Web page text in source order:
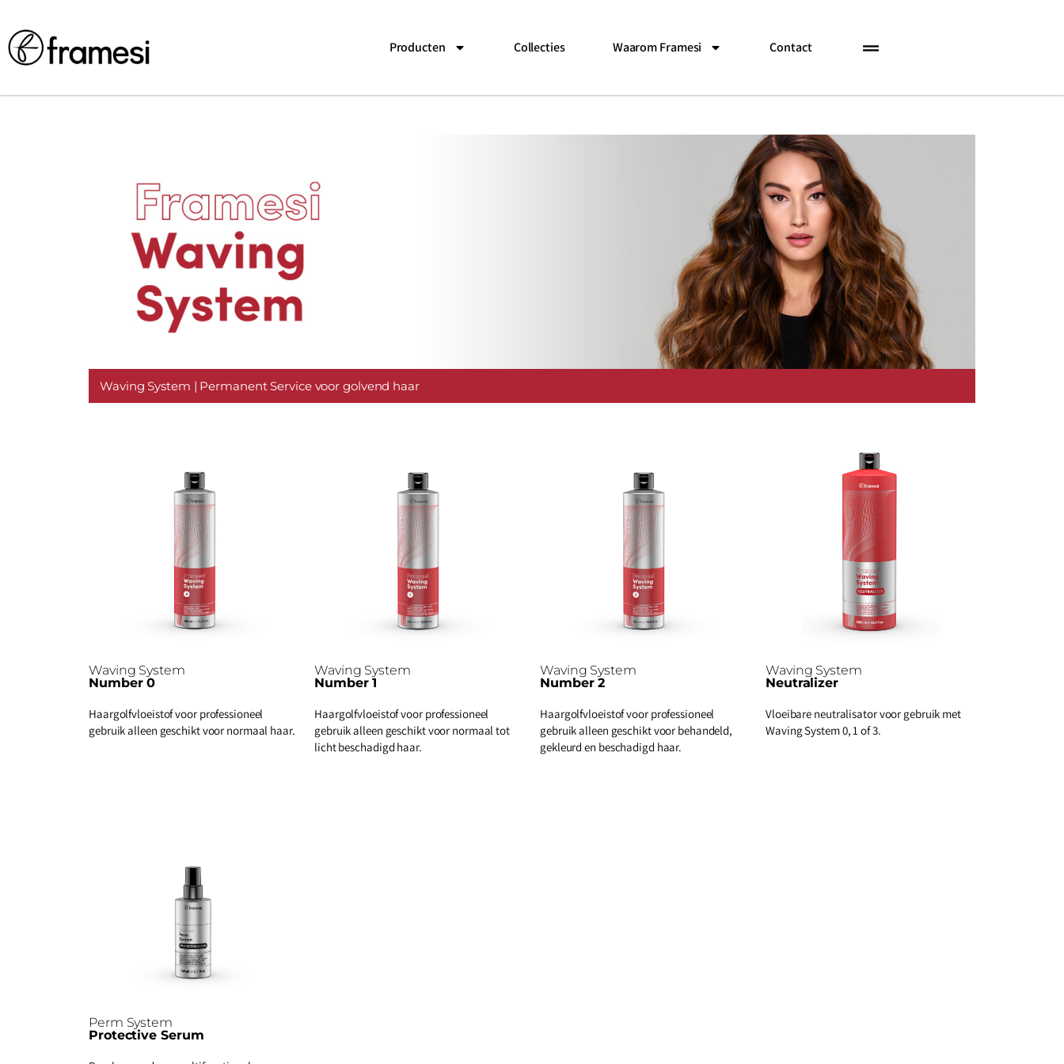
Producten Collecties Waarom Framesi Contact
Waving System | Permanent Service voor golvend haar
Waving System
Number 0
Haargolfvloeistof voor professioneel
gebruik alleen geschikt voor normaal haar.
Waving System
Number 1
Haargolfvloeistof voor professioneel
gebruik alleen geschikt voor normaal tot
licht beschadigd haar.
Waving System
Number 2
Haargolfvloeistof voor professioneel
gebruik alleen geschikt voor behandeld,
gekleurd en beschadigd haar.
Waving System
Neutralizer
Vloeibare neutralisator voor gebruik met
Waving System 0, 1 of 3.
Perm System
Protective Serum